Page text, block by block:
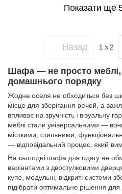
Показати ще
Назад 1 з 2
Шафа — не просто меблі,
домашнього порядку
Жодна оселя не обходиться без
місце для зберігання речей, а
впливає на зручність і візуальну
меблі стали універсальними —
місткими, стильними,
— відповідальний процес, який
На сьогодні шафа для одягу не
варіантами з двостулковими
купе, модульні, відкриті системи
підібрати оптимальне рішення